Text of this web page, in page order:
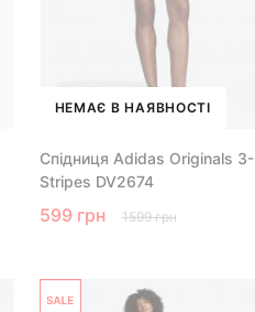
НЕМАЄ В НАЯВНОСТІ
Спідниця Adidas Originals 3-
Stripes DV2674
599 грн 1599 грн